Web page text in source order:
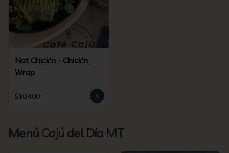
Not Chick'n - Chick'n
Wrap
$10.400
Menú Cajú del Día MT